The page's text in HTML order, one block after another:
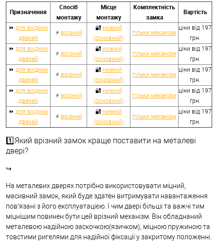
Призначення
Спосіб
монтажу
Місце
монтажу
Комплектність
замка
Вартість
⏩ для вхідних
дверей
⚡ врізний
🔐 нижній
(основний)
тільки механізм
ціни від 197
грн.
⏩ для вхідних
дверей
⚡ врізний
🔐 нижній
(основний)
тільки механізм
ціни від 197
грн.
⏩ для вхідних
дверей
⚡ врізний
🔐 нижній
(основний)
тільки механізм
ціни від 197
грн.
⏩ для вхідних
дверей
⚡ врізний
🔐 нижній
(основний)
тільки механізм
ціни від 197
грн.
⏩ для вхідних
дверей
⚡ врізний
🔐 нижній
(основний)
тільки механізм
ціни від 197
грн.
1️⃣Який врізний замок краще поставити на металеві
двері?
↪
На металевих дверях потрібно використовувати міцний,
масивний замок, який буде здатен витримувати навантаження
пов’язані з його експлуатацією. І чим двері більші та важчі тим
міцнішим повинен бути цей врізний механізм. Він обладнаний
металевою надійною заскочкою(язичком), міцною пружиною та
товстими ригелями для надійної фіксації у закритому положенні.